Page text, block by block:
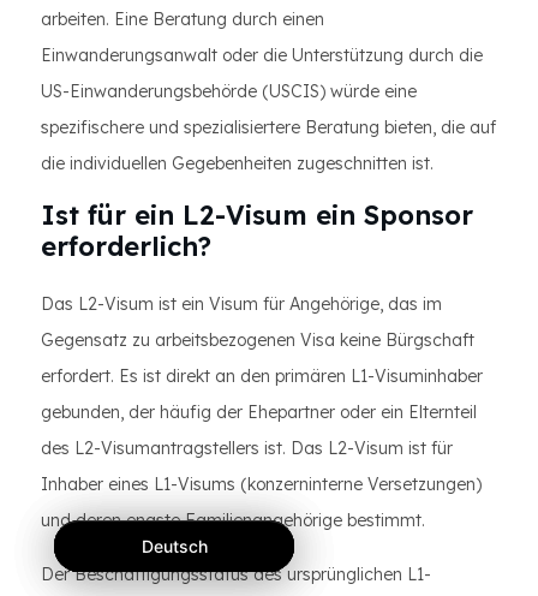
arbeiten. Eine Beratung durch einen
Einwanderungsanwalt oder die Unterstützung durch die
US-Einwanderungsbehörde (USCIS) würde eine
spezifischere und spezialisiertere Beratung bieten, die auf
die individuellen Gegebenheiten zugeschnitten ist.
Ist für ein L2-Visum ein Sponsor
erforderlich?
Das L2-Visum ist ein Visum für Angehörige, das im
Gegensatz zu arbeitsbezogenen Visa keine Bürgschaft
erfordert. Es ist direkt an den primären L1-Visuminhaber
gebunden, der häufig der Ehepartner oder ein Elternteil
des L2-Visumantragstellers ist. Das L2-Visum ist für
Inhaber eines L1-Visums (konzerninterne Versetzungen)
und deren engste Familienangehörige bestimmt.
Der Beschäftigungsstatus des ursprünglichen L1-
Deutsch
Deutsch
Deutsch